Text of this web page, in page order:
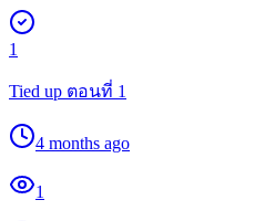
1
Tied up ตอนที่ 1
4 months ago
1